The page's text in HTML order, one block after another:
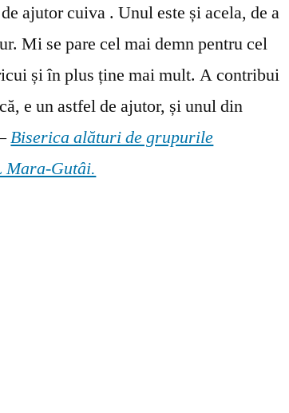
ajutor cuiva . Unul este și acela, de a
Mi se pare cel mai demn pentru cel
și în plus ține mai mult. A contribui
e un astfel de ajutor, și unul din
Biserica alături de grupurile
Mara-Gutâi.